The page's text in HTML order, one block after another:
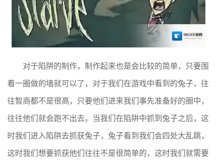
对于陷阱的制作，制作起来也是会比较的简单，只要围
着一圈做的墙就可以了，对于我们在游戏中看到的兔子，往
往智商都不是很高，只要他们进来我们事先准备好的圈中，
往往他们就会跑不出去。当我们在陷阱中抓到兔子之后，这
时我们进入陷阱去抓获兔子，兔子看到我们会四处大乱跳，
这时我们想要抓获他们往往不是很简单的，这时我们就需要